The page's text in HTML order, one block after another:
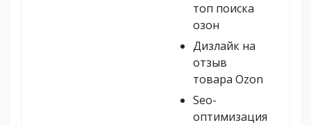
топ поиска
озон
Дизлайк на
отзыв
товара Ozon
Seo-
оптимизация